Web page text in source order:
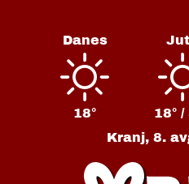
Danes
18° 18° /
Kranj, 8.